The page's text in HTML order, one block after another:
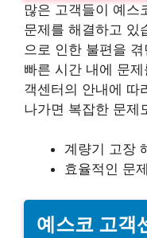
많은 고객들이 예스
문제를 해결하고 있
으로 인한 불편을
빠른 시간 내에 문
객센터의 안내에 따
나가면 복잡한 문제
계량기 고장
효율적인 문
예스코 고객